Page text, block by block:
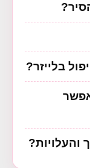
בלייזר?